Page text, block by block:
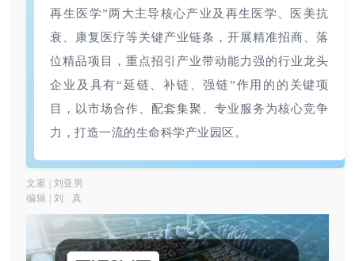
再生医学”两大主导核心产业及再生医学、医美抗
衰、康复医疗等关键产业链条，开展精准招商、落
位精品项目，重点招引产业带动能力强的行业龙头
企业及具有“延链、补链、强链”作用的的关键项
目，以市场合作、配套集聚、专业服务为核心竞争
力，打造一流的生命科学产业园区。
文案 | 刘亚男
编辑 | 刘 真